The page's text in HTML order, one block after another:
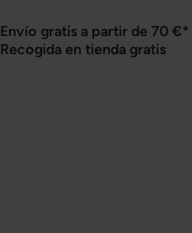
Envío gratis a partir de 70 €*
Recogida en tienda gratis